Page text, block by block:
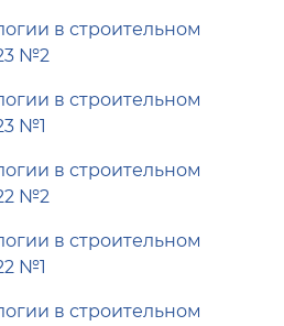
в строительном
№2
в строительном
№1
в строительном
№2
в строительном
№1
в строительном